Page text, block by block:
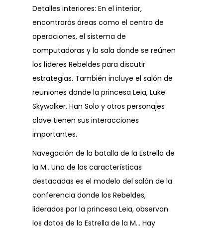
Detalles interiores: En el interior,
encontrarás áreas como el centro de
operaciones, el sistema de
computadoras y la sala donde se reúnen
los líderes Rebeldes para discutir
estrategias. También incluye el salón de
reuniones donde la princesa Leia, Luke
Skywalker, Han Solo y otros personajes
clave tienen sus interacciones
importantes.
Navegación de la batalla de la Estrella de
la M.. Una de las características
destacadas es el modelo del salón de la
conferencia donde los Rebeldes,
liderados por la princesa Leia, observan
los datos de la Estrella de la M… Hay